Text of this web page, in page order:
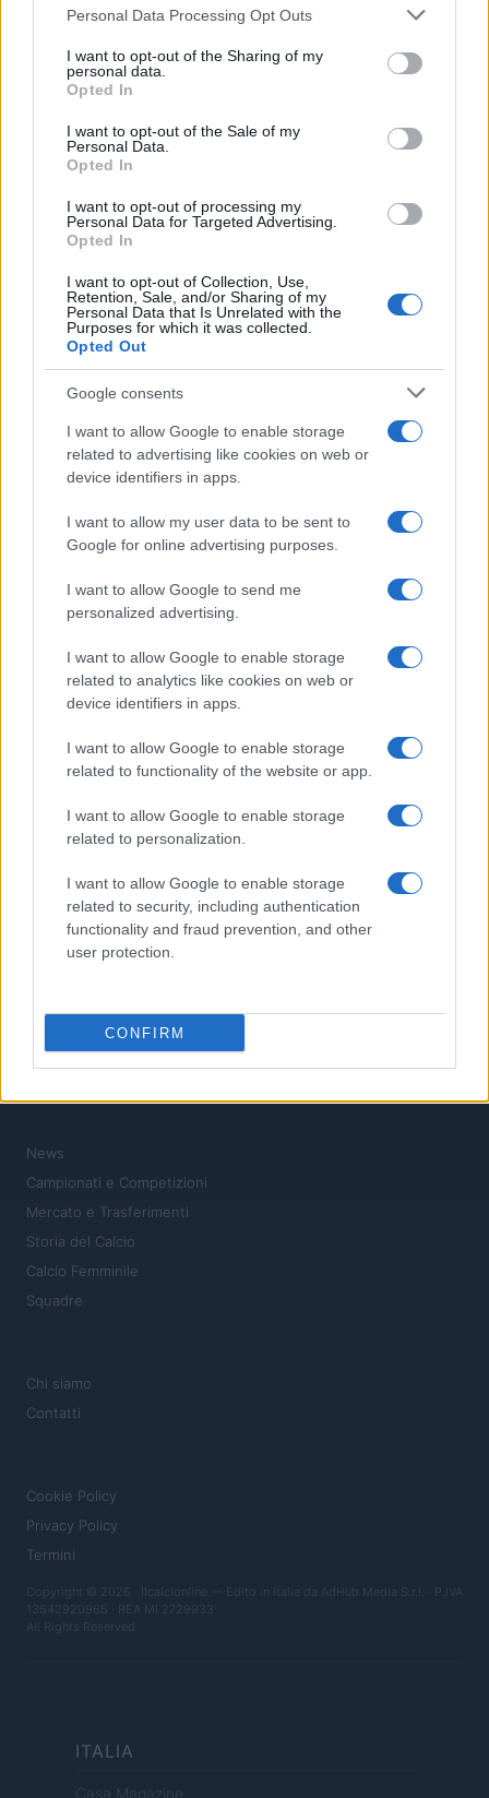
Please note that this website/app uses one or more Google
not limited to your visit or usage behaviour. You may click to
grant or deny consent to Google and its third-party tags to
use your data for below specified purposes in below Google
consent section.
Personal Data Processing Opt Outs
I want to opt-out of the Sharing of my
personal data.
Opted In
I want to opt-out of the Sale of my
Personal Data.
Opted In
I want to opt-out of processing my
Personal Data for Targeted Advertising.
Opted In
I want to opt-out of Collection, Use,
Retention, Sale, and/or Sharing of my
Personal Data that Is Unrelated with the
Purposes for which it was collected.
Opted Out
Google consents
I want to allow Google to enable storage
related to advertising like cookies on web or
device identifiers in apps.
I want to allow my user data to be sent to
Google for online advertising purposes.
I want to allow Google to send me
personalized advertising.
I want to allow Google to enable storage
related to analytics like cookies on web or
device identifiers in apps.
I want to allow Google to enable storage
related to functionality of the website or app.
I want to allow Google to enable storage
related to personalization.
I want to allow Google to enable storage
related to security, including authentication
functionality and fraud prevention, and other
user protection.
CONFIRM
cosa cambia
CAMPIONATI E COMPETIZIONI
UEFA Women’s Champions League: il percorso europeo della
Andrea Conforti · 5 Ago 2026
PIÙ LETTI
Progetto innovativo per il calcio giovanile ad Orvieto: le tre
società coinvolte
Gianni Infantino e il ritiro del piano FFE: cosa è successo e
cosa cambia
UEFA Women’s Champions League: il percorso europeo della
Amichevole internazionale: il Napoli batte l’Osasuna 2-1 a
Calciomercato Fiorentina: i colpi di Grosso per la nuova
stagione
Il calcio a portata di click: notizie, analisi e passione
News
Campionati e Competizioni
Mercato e Trasferimenti
Storia del Calcio
Calcio Femminile
Squadre
Chi siamo
Contatti
Cookie Policy
Privacy Policy
Termini
Copyright © 2026 · Ilcalcionline — Edito in Italia da AdHub Media S.r.l. · P.IVA
13542920965 · REA MI 2729933
All Rights Reserved
ITALIA
Casa Magazine